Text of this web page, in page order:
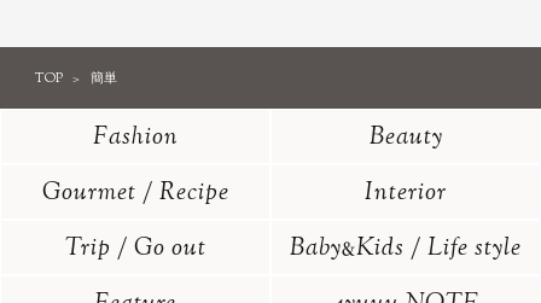
TOP 簡単
Fashion
Beauty
Gourmet / Recipe
Interior
Trip / Go out
Baby&Kids / Life style